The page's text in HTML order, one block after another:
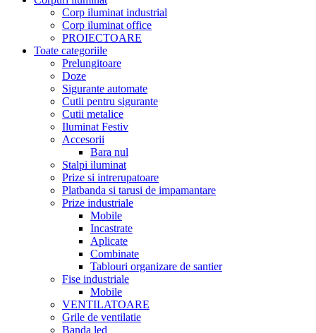
Corp iluminat industrial
Corp iluminat office
PROIECTOARE
Toate categoriile
Prelungitoare
Doze
Sigurante automate
Cutii pentru sigurante
Cutii metalice
Iluminat Festiv
Accesorii
Bara nul
Stalpi iluminat
Prize si intrerupatoare
Platbanda si tarusi de impamantare
Prize industriale
Mobile
Incastrate
Aplicate
Combinate
Tablouri organizare de santier
Fise industriale
Mobile
VENTILATOARE
Grile de ventilatie
Banda led